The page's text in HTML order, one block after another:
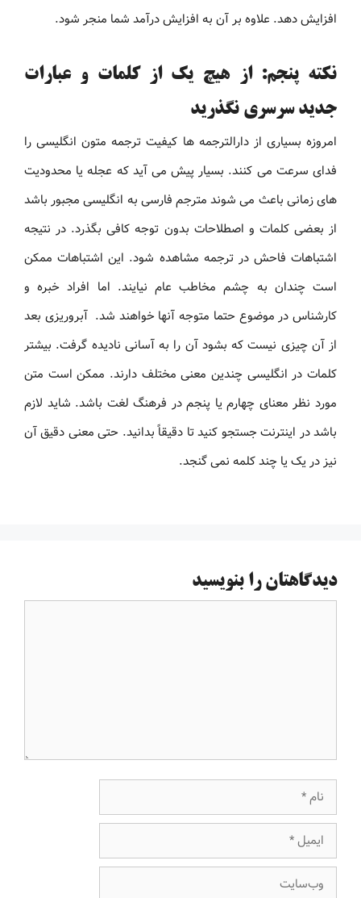
افزایش دهد. علاوه بر آن به افزایش درآمد شما منجر شود.
نکته پنجم: از هیچ یک از کلمات و عبارات
جدید سرسری نگذرید
امروزه بسیاری از دارالترجمه ها کیفیت ترجمه متون انگلیسی را
فدای سرعت می کنند. بسیار پیش می آید که عجله یا محدودیت
های زمانی باعث می شوند مترجم فارسی به انگلیسی مجبور باشد
از بعضی کلمات و اصطلاحات بدون توجه کافی بگذرد. در نتیجه
اشتباهات فاحش در ترجمه مشاهده شود. این اشتباهات ممکن
است چندان به چشم مخاطب عام نیایند. اما افراد خبره و
کارشناس در موضوع حتما متوجه آنها خواهند شد. آبروریزی بعد
از آن چیزی نیست که بشود آن را به آسانی نادیده گرفت. بیشتر
کلمات در انگلیسی چندین معنی مختلف دارند. ممکن است متن
مورد نظر معنای چهارم یا پنجم در فرهنگ لغت باشد. شاید لازم
باشد در اینترنت جستجو کنید تا دقیقاً بدانید. حتی معنی دقیق آن
نیز در یک یا چند کلمه نمی گنجد.
دیدگاهتان را بنویسید
ایمیل
وب‌سایت